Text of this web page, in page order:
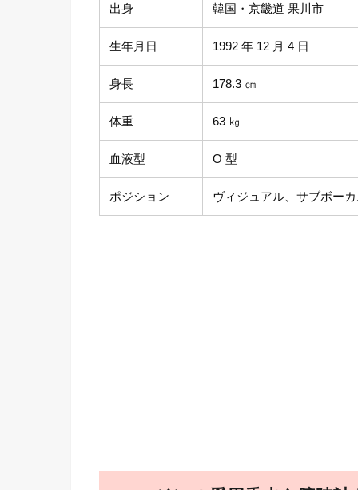
出身 韓国・京畿道 果川市
生年月日 1992 年 12 月 4 日
身長 178.3 ㎝
体重 63 ㎏
血液型 O 型
ポジション ヴィジュアル、サブボー